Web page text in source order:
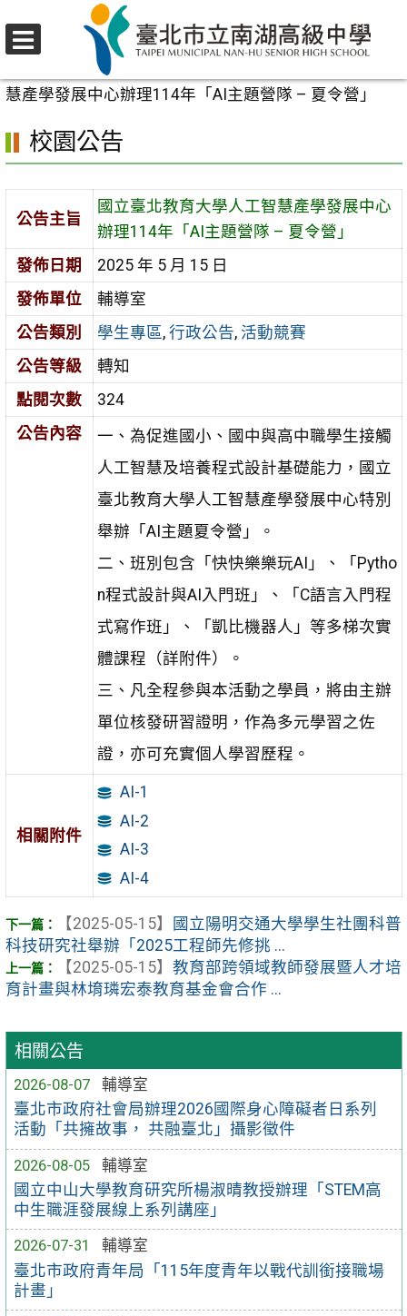
至
要
區
校園公告
慧產學發展中心辦理114年「AI主題營隊 – 夏令營」
相關公告
2026-08-07
輔導室
臺北市政府社會局辦理2026國際身心障礙者日系列
活動「共擁故事， 共融臺北」攝影徵件
2026-08-05
輔導室
國立中山大學教育研究所楊淑晴教授辦理「STEM高
中生職涯發展線上系列講座」
2026-07-31
輔導室
臺北市政府青年局「115年度青年以戰代訓銜接職場
計畫」
校園公告
公告主旨
國立臺北教育大學人工智慧產學發展中心
辦理114年「AI主題營隊 – 夏令營」
發佈日期
2025 年 5 月 15 日
發佈單位
輔導室
公告類別
學生專區, 行政公告, 活動競賽
公告等級
轉知
點閱次數
324
公告內容
一、為促進國小、國中與高中職學生接觸
人工智慧及培養程式設計基礎能力，國立
臺北教育大學人工智慧產學發展中心特別
舉辦「AI主題夏令營」。
二、班別包含「快快樂樂玩AI」、「Pytho
n程式設計與AI入門班」、「C語言入門程
式寫作班」、「凱比機器人」等多梯次實
體課程（詳附件）。
三、凡全程參與本活動之學員，將由主辦
單位核發研習證明，作為多元學習之佐
證，亦可充實個人學習歷程。
相關附件
AI-1
AI-2
AI-3
AI-4
【2025-05-15】
國立陽明交通大學學生社團科普
科技研究社舉辦「2025工程師先修挑 ...
【2025-05-15】 教育部跨領域教師發展暨人才培
育計畫與林堉璘宏泰教育基金會合作 ...
選
單